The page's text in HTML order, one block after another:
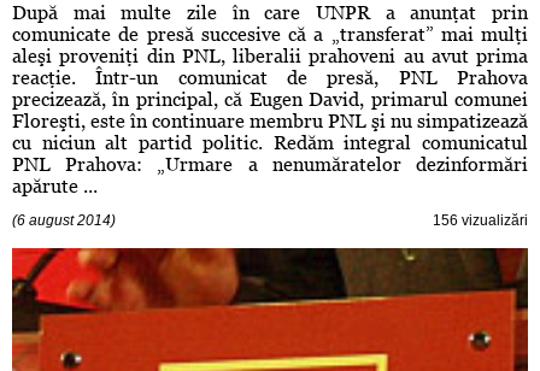
După mai multe zile în care UNPR a anunţat prin
comunicate de presă succesive că a „transferat” mai mulţi
aleşi proveniţi din PNL, liberalii prahoveni au avut prima
reacţie. Într-un comunicat de presă, PNL Prahova
precizează, în principal, că Eugen David, primarul comunei
Floreşti, este în continuare membru PNL şi nu simpatizează
cu niciun alt partid politic. Redăm integral comunicatul
PNL Prahova: „Urmare a nenumăratelor dezinformări
apărute ...
(6 august 2014) 156 vizualizări